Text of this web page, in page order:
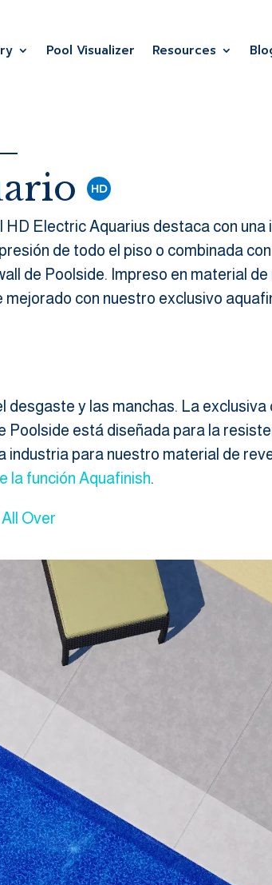
Pool Visualizer Resources
HD Electric Aquarius destaca con una
de todo el piso o combinada
de Poolside. Impreso en material
con nuestro exclusivo
desgaste y las manchas. La exclusiva
Poolside está diseñada para la
industria para nuestro material de
la función Aquafinish.
All Over